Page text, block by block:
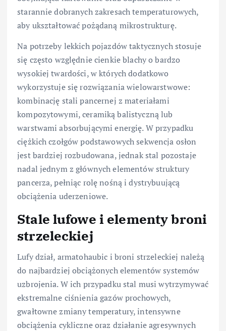
starannie dobranych zakresach temperaturowych,
aby ukształtować pożądaną mikrostrukturę.
Na potrzeby lekkich pojazdów taktycznych stosuje
się często względnie cienkie blachy o bardzo
wysokiej twardości, w których dodatkowo
wykorzystuje się rozwiązania wielowarstwowe:
kombinację stali pancernej z materiałami
kompozytowymi, ceramiką balistyczną lub
warstwami absorbującymi energię. W przypadku
ciężkich czołgów podstawowych sekwencja osłon
jest bardziej rozbudowana, jednak stal pozostaje
nadal jednym z głównych elementów struktury
pancerza, pełniąc rolę nośną i dystrybuującą
obciążenia uderzeniowe.
Stale lufowe i elementy broni
strzeleckiej
Lufy dział, armatohaubic i broni strzeleckiej należą
do najbardziej obciążonych elementów systemów
uzbrojenia. W ich przypadku stal musi wytrzymywać
ekstremalne ciśnienia gazów prochowych,
gwałtowne zmiany temperatury, intensywne
obciążenia cykliczne oraz działanie agresywnych